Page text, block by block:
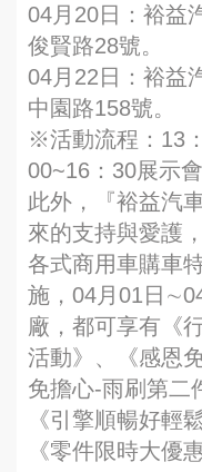
04月20日：裕益
俊賢路28號。
04月22日：裕益
中園路158號。
※活動流程：13
00~16：30展示會
此外，『裕益汽
來的支持與愛護
各式商用車購車
施，04月01日
廠，都可享有《
活動》、《感恩
免擔心-雨刷第二
《引擎順暢好輕
《零件限時大優